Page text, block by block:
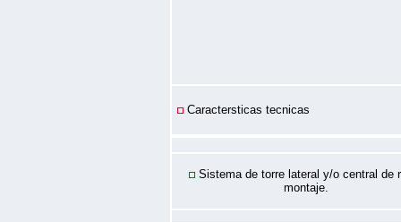
Caractersticas tecnicas
Sistema de torre lateral y/o central de
montaje.